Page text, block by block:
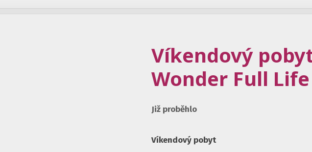
Víkendový
Wonder Full
Již proběhlo
Víkendový pobyt